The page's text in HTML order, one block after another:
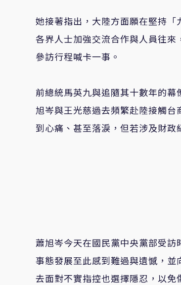
她接著指出，大陸方面願在堅持
各界人士加強交流合作與人員往
參訪行程喊卡一事。
前總統馬英九與追隨其十數年的
旭岑與王光慈過去頻繁赴陸接觸
到心痛、甚至落淚，但若涉及財政
蕭旭岑今天在國民黨中央黨部受
事態發展至此感到難過與遺憾，
去面對不實指控也選擇隱忍，以